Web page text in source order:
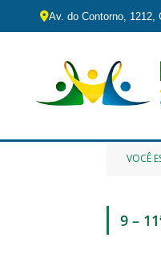
Av. do Contorno, 1212,
VOCÊ
9 –